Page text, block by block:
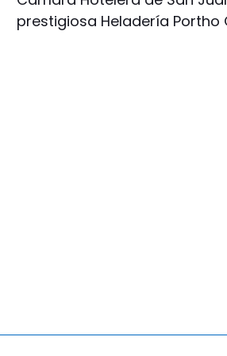
prestigiosa Heladería Portho